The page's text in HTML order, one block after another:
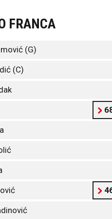
FRANCA
(G)
(C)